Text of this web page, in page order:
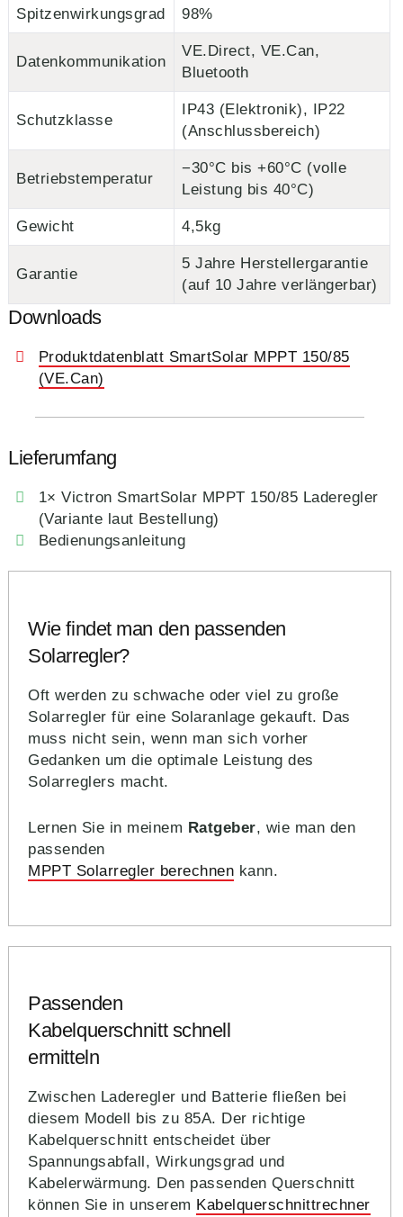
Spitzenwirkungsgrad 98%
Datenkommunikation
VE.Direct, VE.Can,
Bluetooth
Schutzklasse
IP43 (Elektronik), IP22
(Anschlussbereich)
Betriebstemperatur
−30°C bis +60°C (volle
Leistung bis 40°C)
Gewicht 4,5kg
Garantie
5 Jahre Herstellergarantie
(auf 10 Jahre verlängerbar)
Downloads
Produktdatenblatt SmartSolar MPPT 150/85
(VE.Can)
Lieferumfang
1× Victron SmartSolar MPPT 150/85 Laderegler
(Variante laut Bestellung)
Bedienungsanleitung
Wie findet man den passenden
Solarregler?
Oft werden zu schwache oder viel zu große
Solarregler für eine Solaranlage gekauft. Das
muss nicht sein, wenn man sich vorher
Gedanken um die optimale Leistung des
Solarreglers macht.
Lernen Sie in meinem Ratgeber, wie man den
passenden
MPPT Solarregler berechnen kann.
Passenden
Kabelquerschnitt schnell
ermitteln
Zwischen Laderegler und Batterie fließen bei
diesem Modell bis zu 85A. Der richtige
Kabelquerschnitt entscheidet über
Spannungsabfall, Wirkungsgrad und
Kabelerwärmung. Den passenden Querschnitt
können Sie in unserem Kabelquerschnittrechner